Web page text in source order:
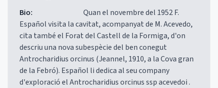
Bio:
Quan el novembre del 1952 F.
Español visita la cavitat, acompanyat de M. Acevedo,
cita també el Forat del Castell de la Formiga, d'on
descriu una nova subespècie del ben conegut
Antrocharidius orcinus (Jeannel, 1910, a la Cova gran
de la Febró). Español li dedica al seu company
d'exploració el Antrocharidius orcinus ssp acevedoi .